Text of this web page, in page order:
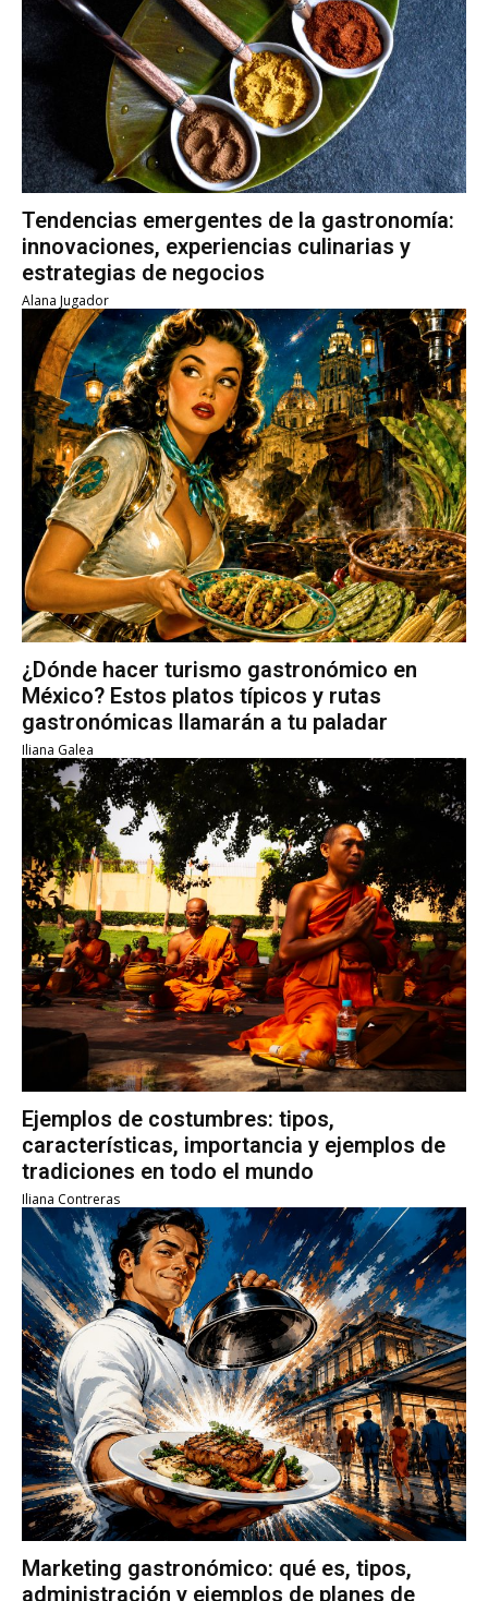
Tendencias emergentes de la gastronomía:
innovaciones, experiencias culinarias y
estrategias de negocios
Alana Jugador
¿Dónde hacer turismo gastronómico en
México? Estos platos típicos y rutas
gastronómicas llamarán a tu paladar
Iliana Galea
Ejemplos de costumbres: tipos,
características, importancia y ejemplos de
tradiciones en todo el mundo
Iliana Contreras
Marketing gastronómico: qué es, tipos,
administración y ejemplos de planes de